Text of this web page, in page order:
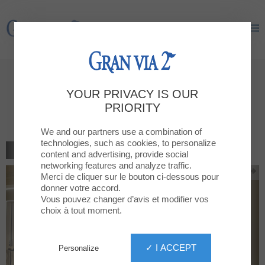
Gran Via 2
Gran Via 2: ¡Descubre la Magia
de las Compras!
BACK TO THE LIST
YOUR PRIVACY IS OUR
PRIORITY
We and our partners use a combination of
technologies, such as cookies, to personalize
content and advertising, provide social
networking features and analyze traffic.
Merci de cliquer sur le bouton ci-dessous pour
donner votre accord.
Vous pouvez changer d’avis et modifier vos
choix à tout moment.
✓ I ACCEPT
Personalize